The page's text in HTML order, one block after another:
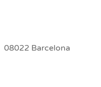
08022 Barcelona